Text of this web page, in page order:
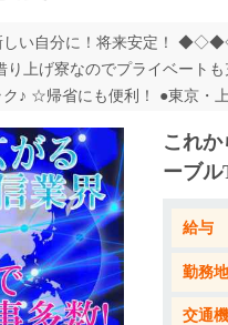
新しい自分に！将来安
寮なのでプライベートも充
♪ ☆帰省にも便利！ ●東京・
これ
ーブル
給与
勤務地
交通